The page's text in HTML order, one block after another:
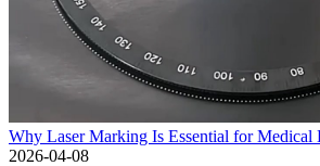
Why Laser Marking Is Essential for Medical
2026-04-08